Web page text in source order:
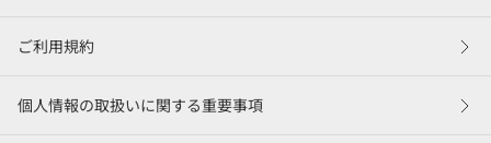
ご利用規約
個人情報の取扱いに関する重要事項